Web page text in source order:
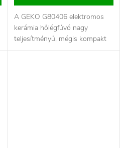
A GEKO G80406 elektromos
kerámia hőlégfúvó nagy
teljesítményű, mégis kompakt
megoldás nagyobb helyiségek